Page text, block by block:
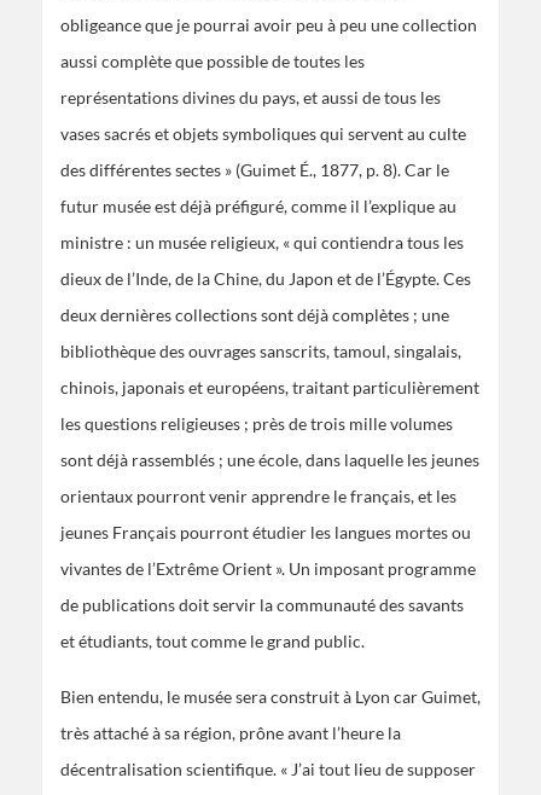
obligeance que je pourrai avoir peu à peu une collection
aussi complète que possible de toutes les
représentations divines du pays, et aussi de tous les
vases sacrés et objets symboliques qui servent au culte
des différentes sectes » (Guimet É., 1877, p. 8). Car le
futur musée est déjà préfiguré, comme il l’explique au
ministre : un musée religieux, « qui contiendra tous les
dieux de l’Inde, de la Chine, du Japon et de l’Égypte. Ces
deux dernières collections sont déjà complètes ; une
bibliothèque des ouvrages sanscrits, tamoul, singalais,
chinois, japonais et européens, traitant particulièrement
les questions religieuses ; près de trois mille volumes
sont déjà rassemblés ; une école, dans laquelle les jeunes
orientaux pourront venir apprendre le français, et les
jeunes Français pourront étudier les langues mortes ou
vivantes de l’Extrême Orient ». Un imposant programme
de publications doit servir la communauté des savants
et étudiants, tout comme le grand public.
Bien entendu, le musée sera construit à Lyon car Guimet,
très attaché à sa région, prône avant l’heure la
décentralisation scientifique. « J’ai tout lieu de supposer